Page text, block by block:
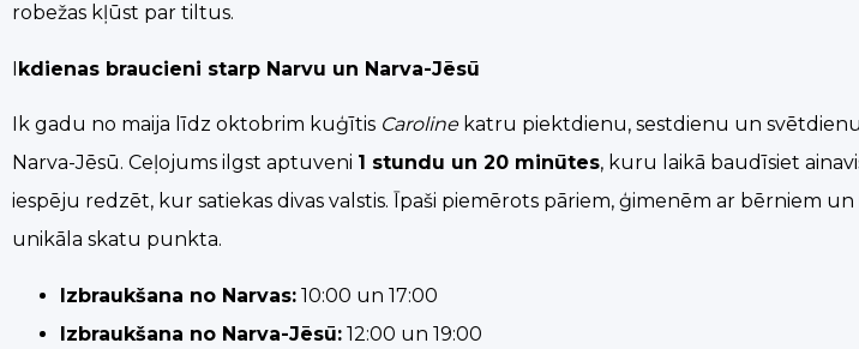
robežas kļūst par tiltus.
Ikdienas braucieni starp Narvu un Narva-Jēsū
Ik gadu no maija līdz oktobrim kuģītis Carolinekatru piektdienu, sestdienu un
Narva-Jēsū. Ceļojums ilgst aptuveni 1 stundu un 20 minūtes, kuru laikā baudīsiet
iespēju redzēt, kur satiekas divas valstis. Īpaši piemērots pāriem, ģimenēm ar bērniem
unikāla skatu punkta.
Izbraukšana no Narvas: 10:00 un 17:00
Izbraukšana no Narva-Jēsū: 12:00 un 19:00